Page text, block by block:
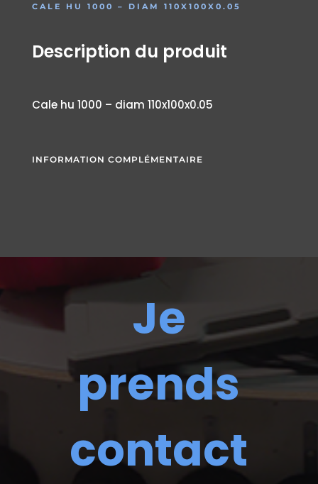
CALE HU 1000 – DIAM 110X100X0.05
Description du produit
Cale hu 1000 – diam 110x100x0.05
INFORMATION COMPLÉMENTAIRE
Je
prends
contact